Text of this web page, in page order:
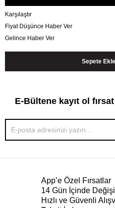
Karşılaştır
Fiyat Düşünce Haber Ver
Gelince Haber Ver
E-Bültene kayıt ol
App’e Özel Fırsatlar
14 Gün İçinde
Hızlı ve Güvenli